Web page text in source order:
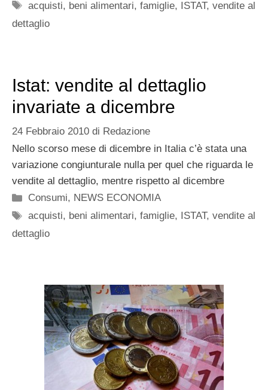
Tag
acquisti, beni alimentari,famiglie, ISTAT,vendite al
dettaglio
Istat: vendite al dettaglio
invariate a dicembre
24 Febbraio 2010 di Redazione
Nello scorso mese di dicembre in Italia c’è stata una
variazione congiunturale nulla per quel che riguarda le
vendite al dettaglio, mentre rispetto al dicembre
Categorie
Consumi, NEWS ECONOMIA
Tag
acquisti, beni alimentari,famiglie, ISTAT,vendite al
dettaglio